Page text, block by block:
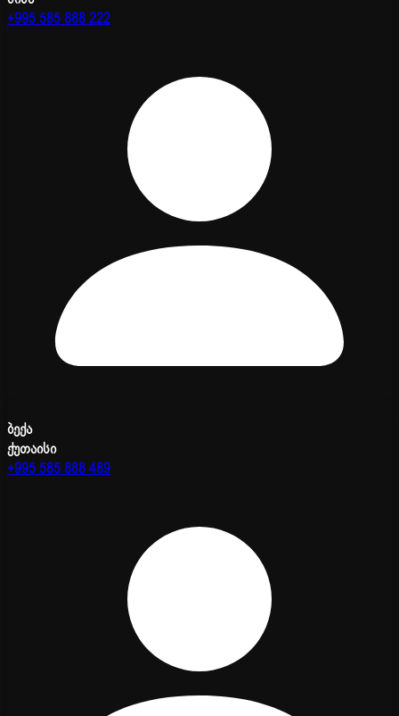
+995 585 888 222
ბექა
ქუთაისი
+995 585 888 489